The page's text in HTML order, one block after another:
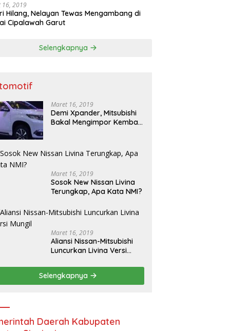
16, 2019
Hilang, Nelayan Tewas Mengambang di
Cipalawah Garut
Selengkapnya
Maret 16, 2019
Demi Xpander, Mitsubishi
Bakal Mengimpor Kembali
Maret 16, 2019
Sosok New Nissan Livina
Terungkap, Apa Kata NMI?
Maret 16, 2019
Aliansi Nissan-Mitsubishi
Luncurkan Livina Versi
Selengkapnya
Daerah Kabupaten